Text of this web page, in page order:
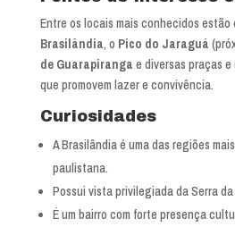
Entre os locais mais conhecidos estão
Brasilândia, o Pico do Jaraguá
de Guarapiranga e diversas praças
que promovem lazer e convivência.
Curiosidades
A Brasilândia é uma das regiões
paulistana.
Possui vista privilegiada da Serra
É um bairro com forte presença